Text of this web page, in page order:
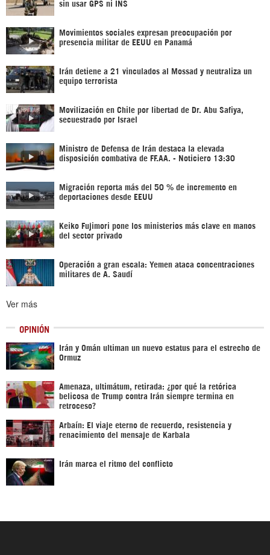
sin usar GPS ni INS
Movimientos sociales expresan preocupación por
presencia militar de EEUU en Panamá
Irán detiene a 21 vinculados al Mossad y neutraliza un
equipo terrorista
Movilización en Chile por libertad de Dr. Abu Safiya,
secuestrado por Israel
Ministro de Defensa de Irán destaca la elevada
disposición combativa de FF.AA. - Noticiero 13:30
Migración reporta más del 50 % de incremento en
deportaciones desde EEUU
Keiko Fujimori pone los ministerios más clave en manos
del sector privado
Operación a gran escala: Yemen ataca concentraciones
militares de A. Saudí
Ver más
OPINIÓN
Irán y Omán ultiman un nuevo estatus para el estrecho de
Ormuz
Amenaza, ultimátum, retirada: ¿por qué la retórica
belicosa de Trump contra Irán siempre termina en
retroceso?
Arbaín: El viaje eterno de recuerdo, resistencia y
renacimiento del mensaje de Karbala
Irán marca el ritmo del conflicto